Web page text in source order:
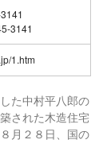
3141
1.htm
た中村平八郎の
された木造住宅
月２８日、国の